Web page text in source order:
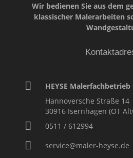
Wir bedienen Sie aus dem
klassischer Malerarbeiten
HEYSE Malerfachbetrieb
Hannoversche Straße 14
30916 Isernhagen (OT
0511 / 612994
service@maler-heyse.de